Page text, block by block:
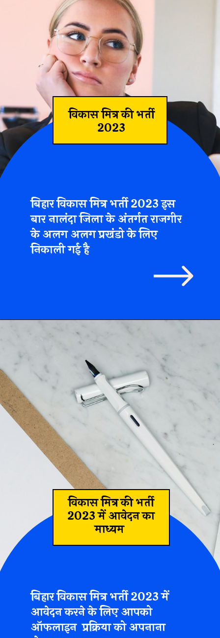
विकास मित्र की भर्ती
2023
मित्र भर्ती
जिला के
प्रखंडो के
विकास मित्र की भर्ती
2023 में आवेदन का
माध्यम
बिहार विकास मित्र भर्ती 2023 में
आवेदन करने के लिए आपको
ऑफलाइन प्रक्रिया को अपनाना